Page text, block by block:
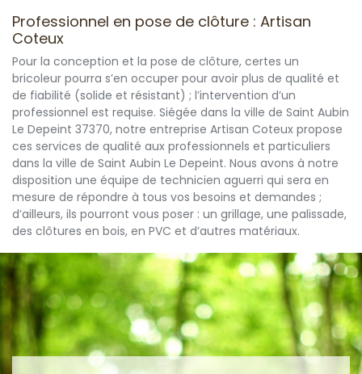
Professionnel en pose de clôture : Artisan
Coteux
Pour la conception et la pose de clôture, certes un
bricoleur pourra s’en occuper pour avoir plus de qualité et
de fiabilité (solide et résistant) ; l’intervention d’un
professionnel est requise. Siégée dans la ville de Saint Aubin
Le Depeint 37370, notre entreprise Artisan Coteux propose
ces services de qualité aux professionnels et particuliers
dans la ville de Saint Aubin Le Depeint. Nous avons à notre
disposition une équipe de technicien aguerri qui sera en
mesure de répondre à tous vos besoins et demandes ;
d’ailleurs, ils pourront vous poser : un grillage, une palissade,
des clôtures en bois, en PVC et d’autres matériaux.